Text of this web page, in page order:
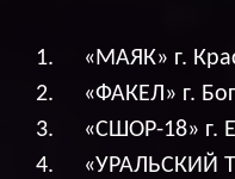
«МАЯК» г.
«ФАКЕЛ» г.
«СШОР-18» г.
«УРАЛЬСКИЙ